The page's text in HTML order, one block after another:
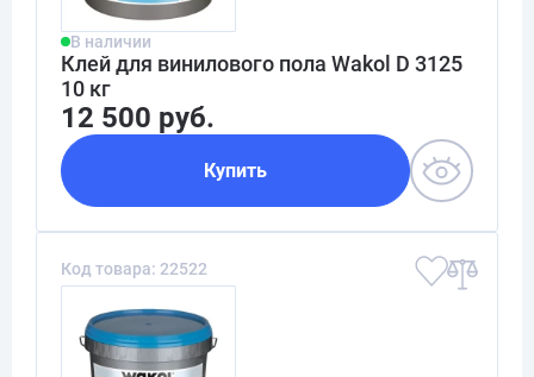
В наличии
Клей для винилового пола Wakol D 3125
10 кг
12 500 руб.
Купить
Код товара: 22522